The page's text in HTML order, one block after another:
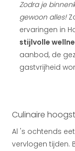
Zodra je
gewoon alles!
ervaringen in
stijlvolle
aanbod, de
gastvrijheid
Culinaire
Al 's ochtends
vervlogen tijden.